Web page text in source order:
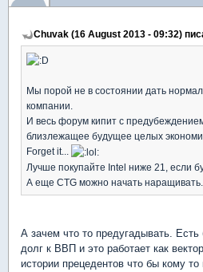
Chuvak (16 August 2013 - 09:32)
Мы порой не в состоянии дать
компании.
И весь форум кипит с
близлежащее будущее целых
Forget it...
Лучше покупайте Intel ниже 21, если
А еще CTG можно начать наращивать.
А зачем что то предугадывать. Есть
долг к ВВП и это работает как
истории прецедентов что бы кому